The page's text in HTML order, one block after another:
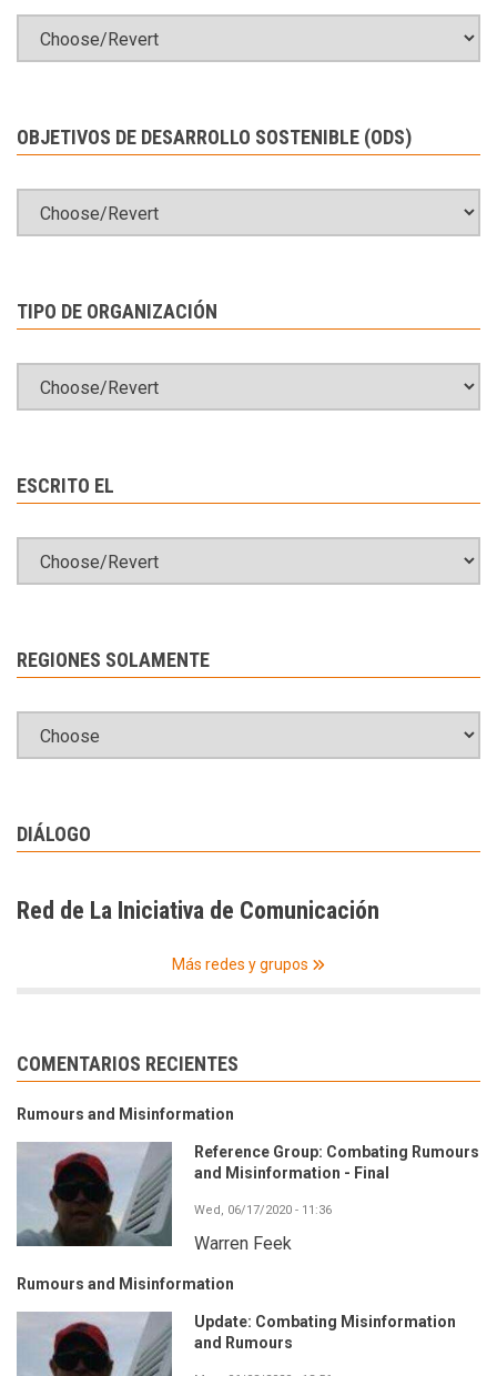
OBJETIVOS DE DESARROLLO SOSTENIBLE (ODS)
TIPO DE ORGANIZACIÓN
ESCRITO EL
REGIONES SOLAMENTE
DIÁLOGO
Red de La Iniciativa de Comunicación
Más redes y grupos
COMENTARIOS RECIENTES
Rumours and Misinformation
Reference Group: Combating Rumours
and Misinformation - Final
Wed, 06/17/2020 - 11:36
Warren Feek
Rumours and Misinformation
Update: Combating Misinformation
and Rumours